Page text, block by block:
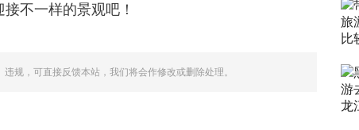
不一样的景观吧！
规，可直接反馈本站，我们将会作修改或删除处理。